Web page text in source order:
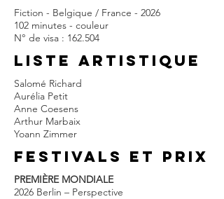
Fiction - Belgique / France - 2026
102 minutes - couleur
N° de visa : 162.504
LISTE ARTISTIQUE
Salomé Richard
Aurélia Petit
Anne Coesens
Arthur Marbaix
Yoann Zimmer
FESTIVALS et prix
PREMIÈRE MONDIALE
2026 Berlin – Perspective